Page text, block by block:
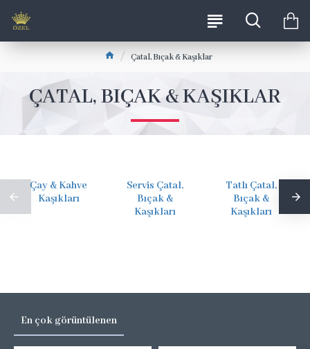
Çatal, Bıçak & Kaşıklar
ÇATAL, BIÇAK & KAŞIKLAR
Çay & Kahve
Kaşıkları
Servis Çatal,
Bıçak &
Kaşıkları
Tatlı Çatal,
Bıçak &
Kaşıkları
En çok görüntülenen